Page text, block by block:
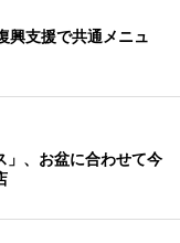
興支援で共通メニュ
」、お盆に合わせて今